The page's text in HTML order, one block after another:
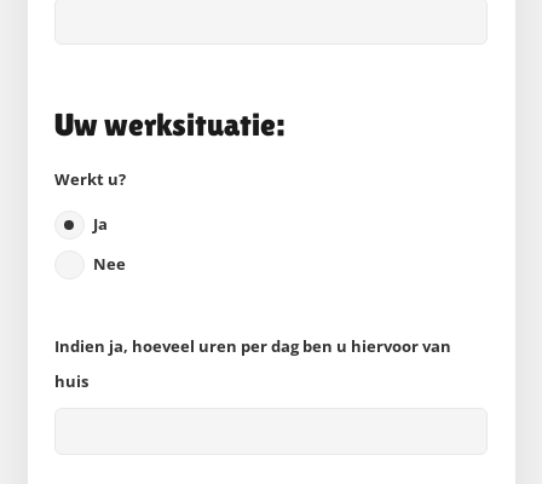
Uw werksituatie:
Werkt u?
Ja
Nee
Indien ja, hoeveel uren per dag ben u hiervoor van
huis